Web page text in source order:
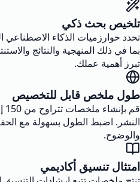
تلخيص بحث ذكي
تحدد خوارزميات الذكاء الاصطناعي
بما في ذلك المنهجية والنتائج
تبرز أهمية عملك.
طول ملخص قابل للتخصيص
النشر. اضبط الطول بسهولة مع
والوضوح.
امتثال تنسيق أكاديمي